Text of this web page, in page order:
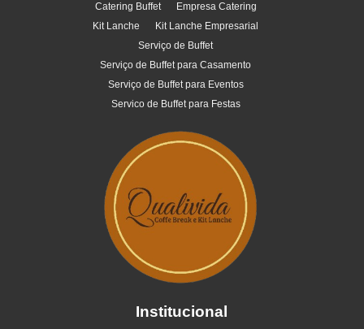
Catering Buffet
Empresa Catering
Kit Lanche
Kit Lanche Empresarial
Serviço de Buffet
Serviço de Buffet para Casamento
Serviço de Buffet para Eventos
Servico de Buffet para Festas
Institucional